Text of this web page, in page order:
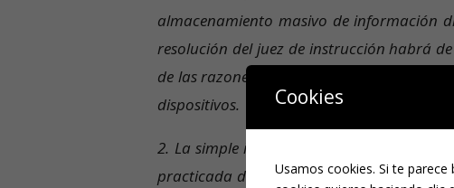
almacenamiento masivo de información
resolución del juez de instrucción habrá
de las razones que legitiman el acceso de
dispositivos.
2. La simple incautación de cualquiera de
practicada durante el transcurso de la
Cookies
Usamos cookies. Si te